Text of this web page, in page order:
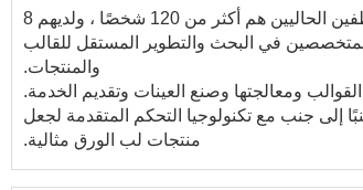
منذ إنشاء ChuangYi ، قامت الشركة بتجنيد المواهب ، والموظفين الحاليين هم أكثر من 120 شخصًا ، ولديهم 8
الفنيين المتخصصين في البحث والتطوير المستقل للقالب
والمنتجات.
ومعالجتها وصنع العينات وتقديم الخدمة.
إلى جنب مع تكنولوجيا التحكم المتقدمة لجعل
منتجات لب الورق مثالية.